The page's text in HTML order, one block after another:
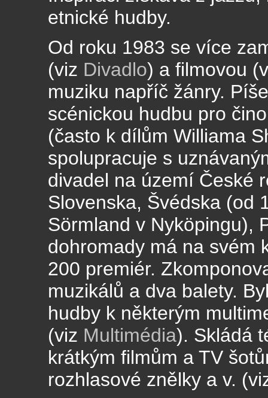
etnické hudby.
Od roku 1983 se více
(viz Divadlo) a filmovou
muziku napříč žánry.
scénickou hudbu pro
(často k dílům Williama
spolupracuje s
divadel na území České
Slovenska, Švédska (od
Sörmland v Nyköpingu),
dohromady má na svém
200 premiér.
muzikálů a dva balety.
hudby k některým
(viz Multimédia). Skládá
krátkým filmům a TV
rozhlasové znělky a v.